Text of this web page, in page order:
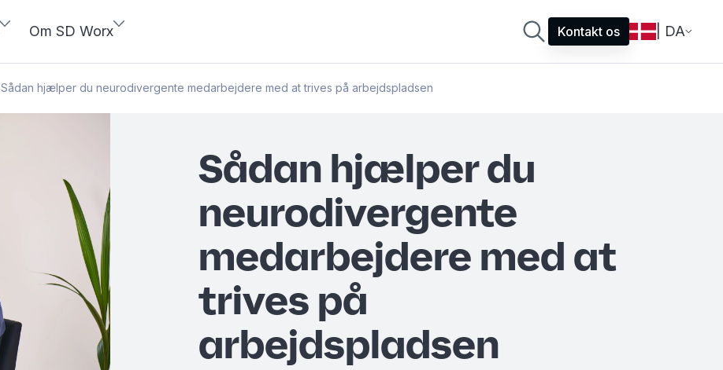
Om SD Worx Kontakt os | DA
Sådan hjælper du neurodivergente medarbejdere med at trives på arbejdspladsen
Sådan hjælper du
neurodivergente
medarbejdere med at
trives på
arbejdspladsen